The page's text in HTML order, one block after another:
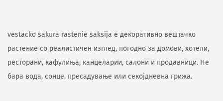
vestacko sakura rastenie saksija е декоративно вештачко
растение со реалистичен изглед, погодно за домови, хотели,
ресторани, кафулиња, канцеларии, салони и продавници. Не
бара вода, сонце, пресадување или секојдневна грижа.